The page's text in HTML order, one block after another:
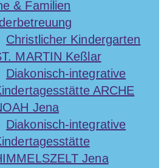
& Familien
Christlicher Kindergarten
MARTIN Keßlar
Diakonisch-integrative
ARCHE
Jena
Diakonisch-integrative
Jena